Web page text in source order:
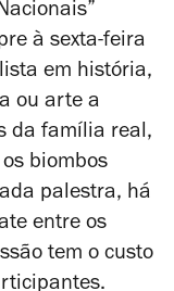
à sexta-feira
em história,
ou arte a
da família real,
biombos
palestra, há
entre os
tem o custo